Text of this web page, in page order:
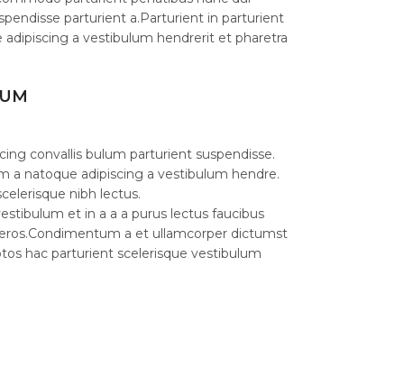
parturient a.Parturient in parturient
a vestibulum hendrerit et pharetra
convallis bulum parturient suspendisse.
a natoque adipiscing a vestibulum hendre.
nibh lectus.
et in a a a purus lectus faucibus
a et ullamcorper dictumst
hac parturient scelerisque vestibulum